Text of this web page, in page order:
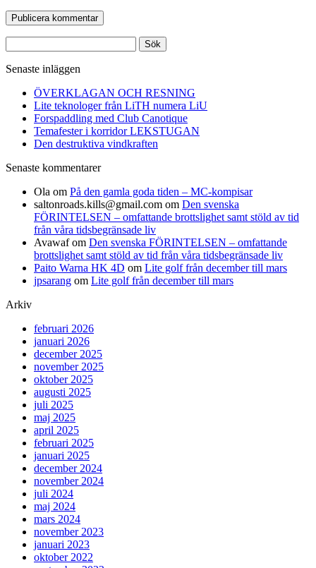
efter:
Senaste inläggen
ÖVERKLAGAN OCH RESNING
Lite teknologer från LiTH numera LiU
Forspaddling med Club Canotique
Temafester i korridor LEKSTUGAN
Den destruktiva vindkraften
Senaste kommentarer
Ola om På den gamla goda tiden – MC-kompisar
saltonroads.kills@gmail.com om Den svenska
FÖRINTELSEN – omfattande brottslighet samt stöld av tid
från våra tidsbegränsade liv
Avawafom Den svenska FÖRINTELSEN – omfattande
brottslighet samt stöld av tid från våra tidsbegränsade liv
Paito Warna HK 4D om Lite golf från december till mars
jpsarang om Lite golf från december till mars
Arkiv
februari 2026
januari 2026
december 2025
november 2025
oktober 2025
augusti 2025
juli 2025
maj 2025
april 2025
februari 2025
januari 2025
december 2024
november 2024
juli 2024
maj 2024
mars 2024
november 2023
januari 2023
oktober 2022